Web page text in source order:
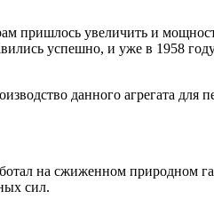
пришлось увеличить и
успешно, и уже в 1958
данного агрегата для
на сжиженном природном
сил.